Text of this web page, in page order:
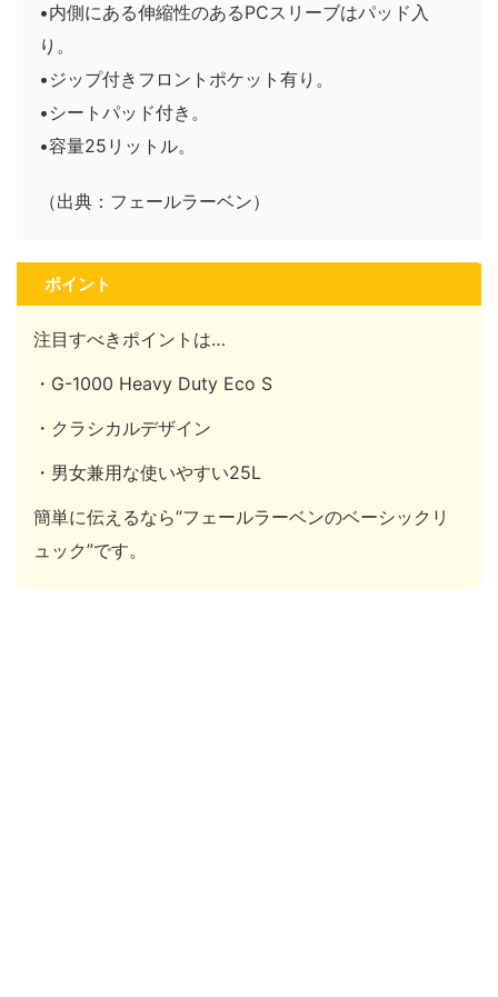
•内側にある伸縮性のあるPCスリーブはパッド入
り。
•ジップ付きフロントポケット有り。
•シートパッド付き。
•容量25リットル。
（出典：フェールラーベン）
ポイント
注目すべきポイントは…
・G-1000 Heavy Duty Eco S
・クラシカルデザイン
・男女兼用な使いやすい25L
簡単に伝えるなら“フェールラーベンのベーシックリ
ュック”です。